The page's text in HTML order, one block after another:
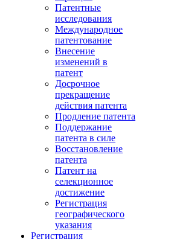
Патентные
исследования
Международное
патентование
Внесение
изменений в
патент
Досрочное
прекращение
действия патента
Продление патента
Поддержание
патента в силе
Восстановление
патента
Патент на
селекционное
достижение
Регистрация
географического
указания
Регистрация